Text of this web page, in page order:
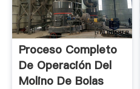
Proceso Completo
De Operación Del
Molino De Bolas